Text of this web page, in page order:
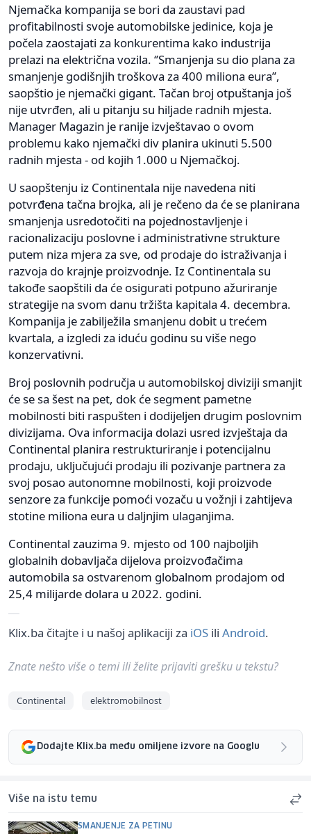
Njemačka kompanija se bori da zaustavi pad
profitabilnosti svoje automobilske jedinice, koja je
počela zaostajati za konkurentima kako industrija
prelazi na električna vozila. ‘’Smanjenja su dio plana za
smanjenje godišnjih troškova za 400 miliona eura’’,
saopštio je njemački gigant. Tačan broj otpuštanja još
nije utvrđen, ali u pitanju su hiljade radnih mjesta.
Manager Magazin je ranije izvještavao o ovom
problemu kako njemački div planira ukinuti 5.500
radnih mjesta - od kojih 1.000 u Njemačkoj.
U saopštenju iz Continentala nije navedena niti
potvrđena tačna brojka, ali je rečeno da će se planirana
smanjenja usredotočiti na pojednostavljenje i
racionalizaciju poslovne i administrativne strukture
putem niza mjera za sve, od prodaje do istraživanja i
razvoja do krajnje proizvodnje. Iz Continentala su
takođe saopštili da će osigurati potpuno ažuriranje
strategije na svom danu tržišta kapitala 4. decembra.
Kompanija je zabilježila smanjenu dobit u trećem
kvartala, a izgledi za iduću godinu su više nego
konzervativni.
Broj poslovnih područja u automobilskoj diviziji smanjit
će se sa šest na pet, dok će segment pametne
mobilnosti biti raspušten i dodijeljen drugim poslovnim
divizijama. Ova informacija dolazi usred izvještaja da
Continental planira restrukturiranje i potencijalnu
prodaju, uključujući prodaju ili pozivanje partnera za
svoj posao autonomne mobilnosti, koji proizvode
senzore za funkcije pomoći vozaču u vožnji i zahtijeva
stotine miliona eura u daljnjim ulaganjima.
Continental zauzima 9. mjesto od 100 najboljih
globalnih dobavljača dijelova proizvođačima
automobila sa ostvarenom globalnom prodajom od
25,4 milijarde dolara u 2022. godini.
Klix.ba čitajte i u našoj aplikaciji za iOS ili Android.
Znate nešto više o temi ili želite prijaviti grešku u tekstu?
Continental elektromobilnost
Dodajte Klix.ba među omiljene izvore na Googlu
Više na istu temu
SMANJENJE ZA PETINU